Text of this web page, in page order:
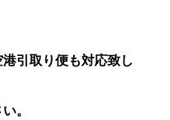
引取り便も対応致し
。